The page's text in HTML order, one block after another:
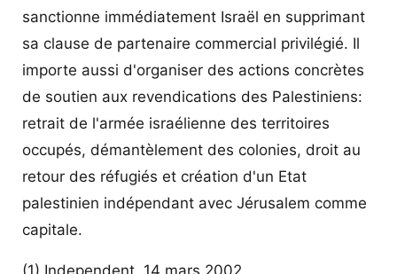
sanctionne immédiatement Israël en supprimant
sa clause de partenaire commercial privilégié. Il
importe aussi d'organiser des actions concrètes
de soutien aux revendications des Palestiniens:
retrait de l'armée israélienne des territoires
occupés, démantèlement des colonies, droit au
retour des réfugiés et création d'un Etat
palestinien indépendant avec Jérusalem comme
capitale.
(1) Independent, 14 mars 2002.